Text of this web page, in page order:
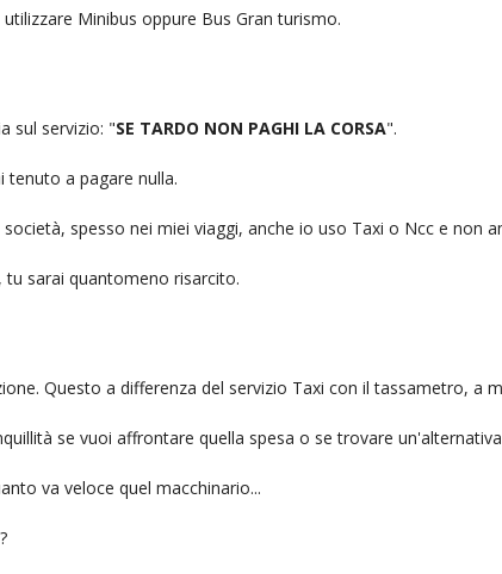
Minibus oppure Bus Gran turismo.
sul servizio: "SE TARDO NON PAGHI LA CORSA".
tenuto a pagare nulla.
spesso nei miei viaggi, anche io uso Taxi o Ncc e non
sarai quantomeno risarcito.
Questo a differenza del servizio Taxi con il tassametro, a
se vuoi affrontare quella spesa o se trovare
va veloce quel macchinario...